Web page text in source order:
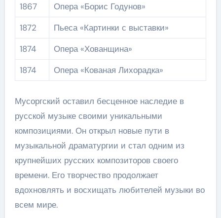
1867
Опера «Борис Годунов»
1872
Пьеса «Картинки с выставки»
1874
Опера «Хованщина»
1874
Опера «Кованая Лихорадка»
Мусоргский оставил бесценное наследие в
русской музыке своими уникальными
композициями. Он открыл новые пути в
музыкальной драматургии и стал одним из
крупнейших русских композиторов своего
времени. Его творчество продолжает
вдохновлять и восхищать любителей музыки во
всем мире.